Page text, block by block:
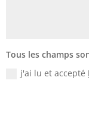
Tous les champs
j'ai lu et accepté